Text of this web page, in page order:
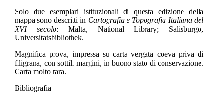
Solo due esemplari istituzionali di questa edizione della
mappa sono descritti in Cartografia e Topografia Italiana del
XVI secolo: Malta, National Library; Salisburgo,
Universitatsbibliothek.
Magnifica prova, impressa su carta vergata coeva priva di
filigrana, con sottili margini, in buono stato di conservazione.
Carta molto rara.
Bibliografia